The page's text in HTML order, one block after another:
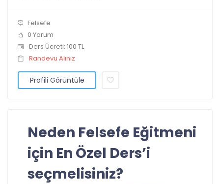
Felsefe
0 Yorum
Ders Ücreti: 100 TL
Randevu Alınız
Profili Görüntüle
Neden Felsefe Eğitmeni
için En Özel Ders’i
seçmelisiniz?